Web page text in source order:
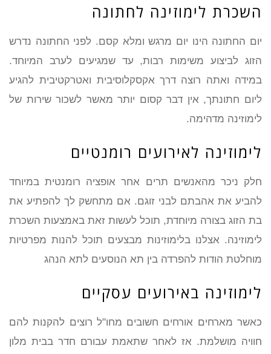
השכרת לימוזינה לחתונה
יום החתונה הינו יום מרגש ומלא קסם. לפני החתונה נדרש
הזוג לביצוע משימות רבות, עד שמגיעים לערב המיוחד.
במידה ואתה רוצה דרך אקסקלוסיבית ואטרקטיבית להגיע
ליום חתונתך, אין דבר קסום יותר מאשר לשכור שירות של
לימוזינה מדהימה.
לימוזינה לאירועים רומנטיים
חלק ניכר מהאנשים תרים אחר אופציה רומנטית במיוחד
להביע את אהבתם לבני זוגם. אם מתחשק לך להפתיע את
בת הזוג בצורה מיוחדת, תוכל לעשות זאת באמצעות השכרת
לימוזינה. אצלנו בלימוזינות מבצעים תוכל להנות מפרטיות
מוחלטת הודות להפרדה בין תא הנוסעים לתא הנהג
לימוזינה באירועים עסקיים
כאשר מארחים אורחים חשובים מחו"ל רוצים להקנות להם
חוויה מושלמת. אז לאחר שתאמת עבורם חדר בבית מלון